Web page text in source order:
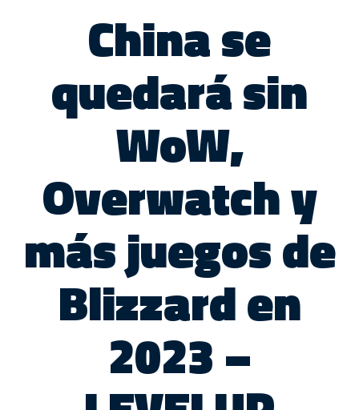
China se
quedará sin
WoW,
Overwatch y
más juegos de
Blizzard en
2023 –